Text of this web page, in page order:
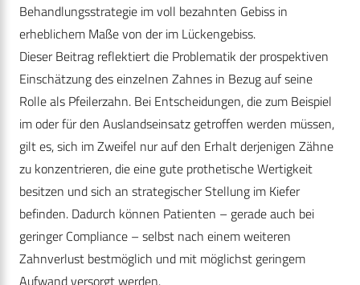
Behandlungsstrategie im voll bezahnten Gebiss in
erheblichem Maße von der im Lückengebiss.
Dieser Beitrag reflektiert die Problematik der prospektiven
Einschätzung des einzelnen Zahnes in Bezug auf seine
Rolle als Pfeilerzahn. Bei Entscheidungen, die zum Beispiel
im oder für den Auslandseinsatz getroffen werden müssen,
gilt es, sich im Zweifel nur auf den Erhalt derjenigen Zähne
zu konzentrieren, die eine gute prothetische Wertigkeit
besitzen und sich an strategischer Stellung im Kiefer
befinden. Dadurch können Patienten – gerade auch bei
geringer Compliance – selbst nach einem weiteren
Zahnverlust bestmöglich und mit möglichst geringem
Aufwand versorgt werden.